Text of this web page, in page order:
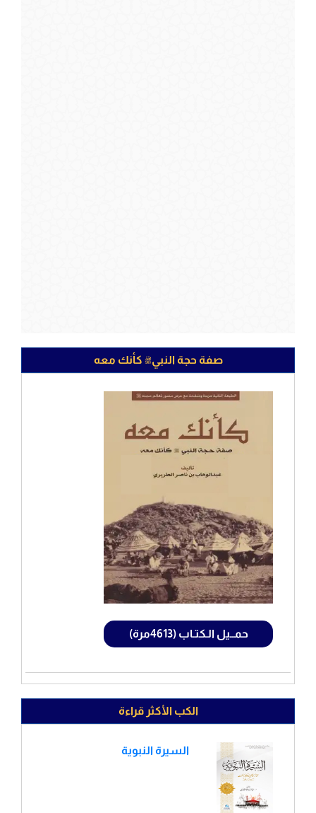
صفة حجة النبيﷺ كأنك معه
حمــيل الـكتـاب (4613مرة)
الكب الأكثر قراءة
السيرة النبوية